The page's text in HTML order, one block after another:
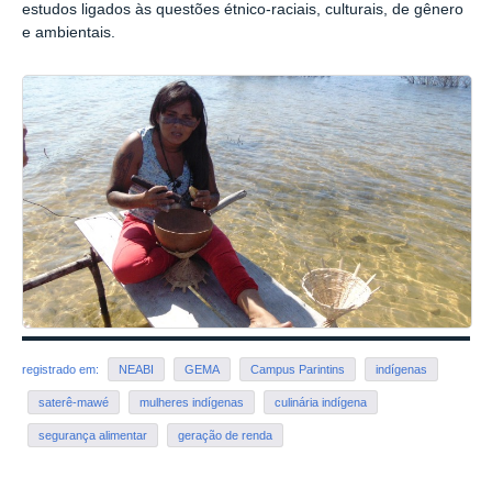
estudos ligados às questões étnico-raciais, culturais, de gênero
e ambientais.
registrado em: NEABI GEMA Campus Parintins indígenas
saterê-mawé mulheres indígenas culinária indígena
segurança alimentar geração de renda